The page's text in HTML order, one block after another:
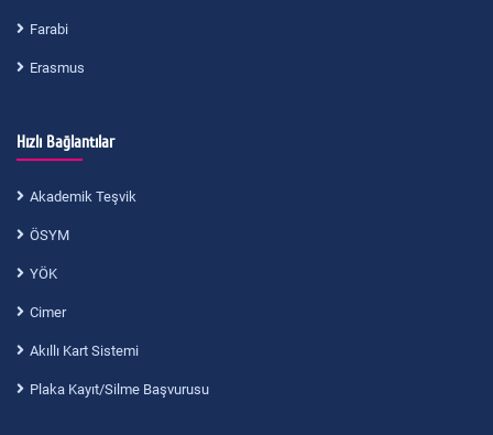
Farabi
Erasmus
Hızlı Bağlantılar
Akademik Teşvik
ÖSYM
YÖK
Cimer
Akıllı Kart Sistemi
Plaka Kayıt/Silme Başvurusu